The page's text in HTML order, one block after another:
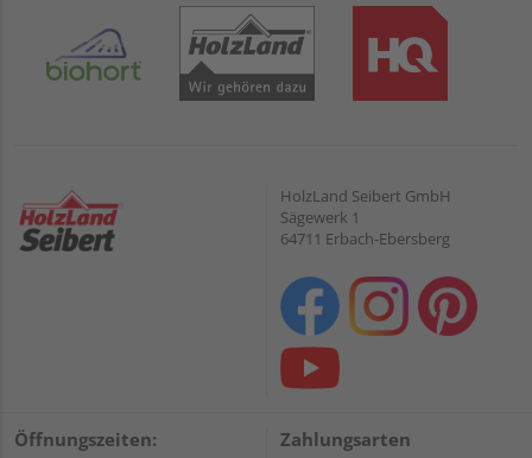
HolzLand Seibert GmbH
Sägewerk 1
64711 Erbach-Ebersberg
Öffnungszeiten: Zahlungsarten